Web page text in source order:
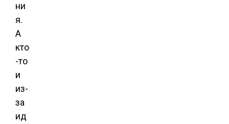
ни
я.
А
кто
-то
и
из-
за
ид